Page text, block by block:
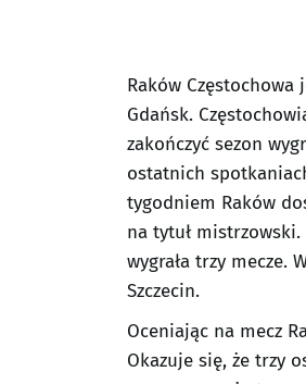
Raków
Gdańsk.
zakończyć sezon
ostatnich
tygodniem Raków
na tytuł
wygrała trzy mecze.
Szczecin.
Oceniając na mecz
Okazuje się, że trzy